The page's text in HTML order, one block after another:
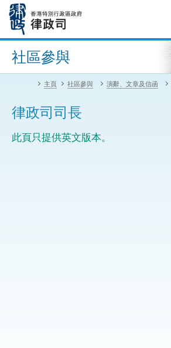
內
進階搜尋
社區參與
主頁 社區參與 演辭、文章及信函
律政司司長
此頁只提供英文版本。